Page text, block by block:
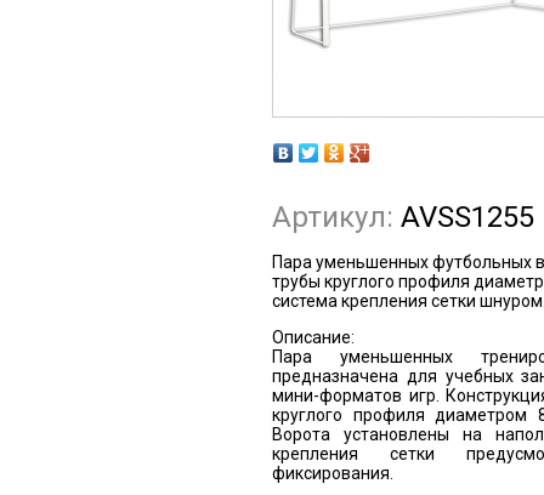
Артикул: AVSS1255
Пара уменьшенных футбольных
трубы круглого профиля
система крепления сетки
Описание:
Пара уменьшенных
предназначена для учебных
мини-форматов игр.
круглого профиля
Ворота установлены на
крепления сетки
фиксирования.